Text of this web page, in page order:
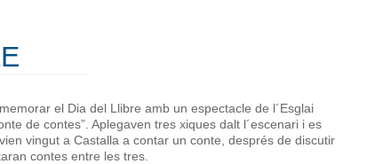
el Dia del Llibre amb un espectacle de l´Esglai
de contes”. Aplegaven tres xiques dalt l´escenari i es
vingut a Castalla a contar un conte, després de discutir
contes entre les tres.